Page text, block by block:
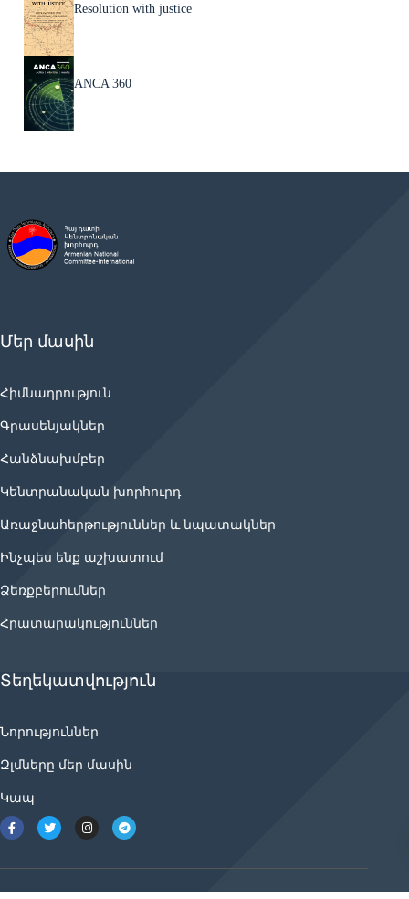
Resolution with justice
ANCA 360
Մեր մասին
Հիմնադրություն
Գրասենյակներ
Հանձնախմբեր
Կենտրանական խորհուրդ
Առաջնահերթություններ և նպատակներ
Ինչպես ենք աշխատում
Ձեռքբերումներ
Հրատարակություններ
Տեղեկատվություն
Նորություններ
Զլմները մեր մասին
Կապ